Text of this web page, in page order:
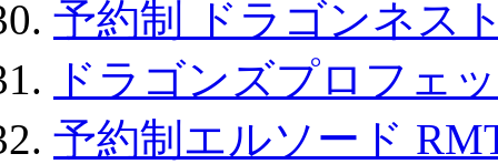
予約制 ドラゴンネス
ドラゴンズプロフェ
予約制エルソード